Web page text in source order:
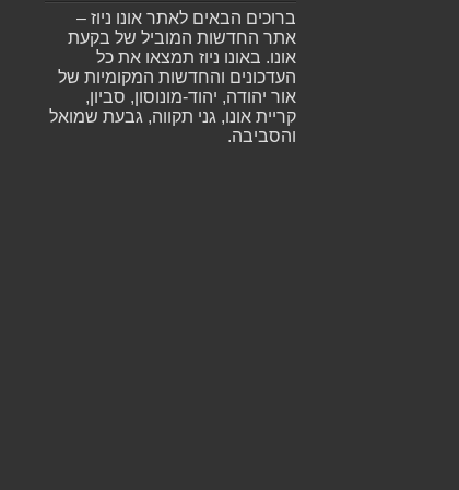
ברוכים הבאים לאתר אונו ניוז –
אתר החדשות המוביל של בקעת
אונו. באונו ניוז תמצאו את כל
העדכונים והחדשות המקומיות של
אור יהודה, יהוד-מונוסון, סביון,
קריית אונו, גני תקווה, גבעת שמואל
והסביבה.